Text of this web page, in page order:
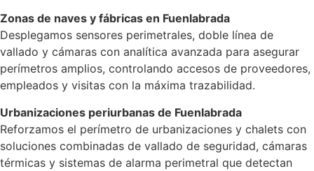
Zonas de naves y fábricas en Fuenlabrada
Desplegamos sensores perimetrales, doble línea de
vallado y cámaras con analítica avanzada para asegurar
perímetros amplios, controlando accesos de proveedores,
empleados y visitas con la máxima trazabilidad.
Urbanizaciones periurbanas de Fuenlabrada
Reforzamos el perímetro de urbanizaciones y chalets con
soluciones combinadas de vallado de seguridad, cámaras
térmicas y sistemas de alarma perimetral que detectan